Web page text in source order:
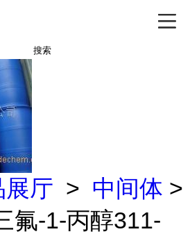
搜索
展厅 > 中间体 >
氟-1-丙醇311-